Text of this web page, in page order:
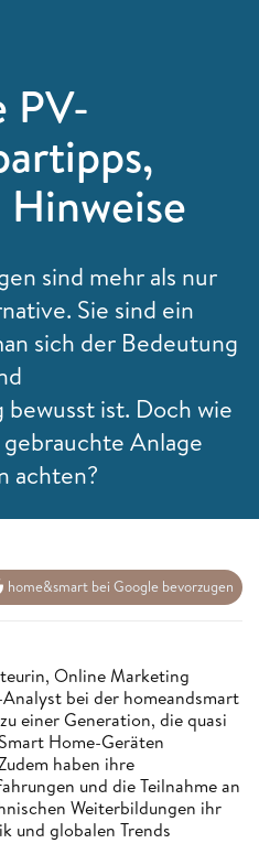
PV-
sind mehr als nur
Sie sind ein
sich der Bedeutung
bewusst ist. Doch wie
Anlage
achten?
home&smart bei Google bevorzugen
Online Marketing
bei der homeandsmart
einer Generation, die quasi
Home-Geräten
haben ihre
und die Teilnahme an
Weiterbildungen ihr
und globalen Trends